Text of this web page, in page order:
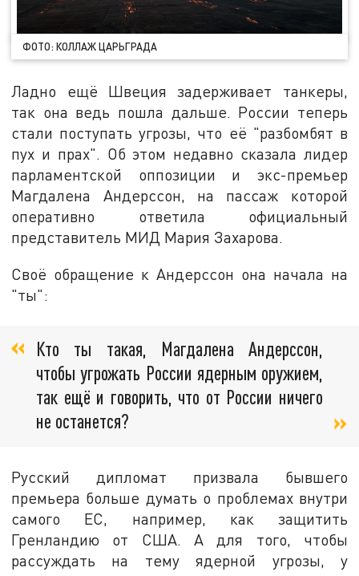
ФОТО: КОЛЛАЖ ЦАРЬГРАДА
Ладно ещё Швеция задерживает танкеры,
так она ведь пошла дальше. России теперь
стали поступать угрозы, что её "разбомбят в
пух и прах". Об этом недавно сказала лидер
парламентской оппозиции и экс-премьер
Магдалена Андерссон, на пассаж которой
оперативно ответила официальный
представитель МИД Мария Захарова.
Своё обращение к Андерссон она начала на
"ты":
Кто ты такая, Магдалена Андерссон,
чтобы угрожать России ядерным оружием,
так ещё и говорить, что от России ничего
не останется?
Русский дипломат призвала бывшего
премьера больше думать о проблемах внутри
самого ЕС, например, как защитить
Гренландию от США. А для того, чтобы
рассуждать на тему ядерной угрозы, у